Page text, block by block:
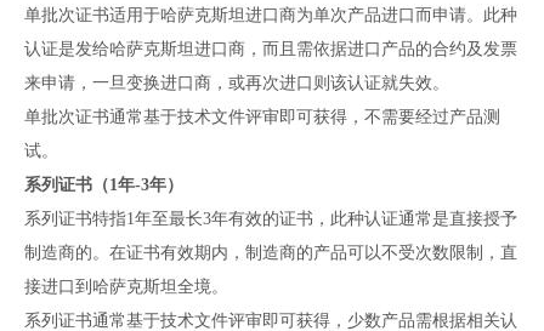
单批次证书适用于哈萨克斯坦进口商为单次产品进口而申请。此种
认证是发给哈萨克斯坦进口商，而且需依据进口产品的合约及发票
来申请，一旦变换进口商，或再次进口则该认证就失效。
单批次证书通常基于技术文件评审即可获得，不需要经过产品测
试。
系列证书（1年-3年）
系列证书特指1年至最长3年有效的证书，此种认证通常是直接授予
制造商的。在证书有效期内，制造商的产品可以不受次数限制，直
接进口到哈萨克斯坦全境。
系列证书通常基于技术文件评审即可获得，少数产品需根据相关认